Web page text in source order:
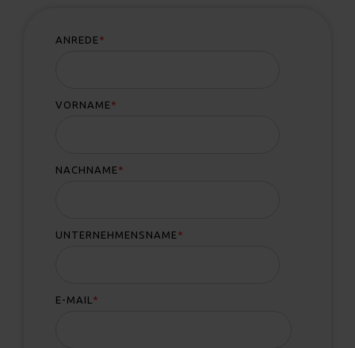
ANREDE *
VORNAME *
NACHNAME *
UNTERNEHMENSNAME *
E-MAIL *